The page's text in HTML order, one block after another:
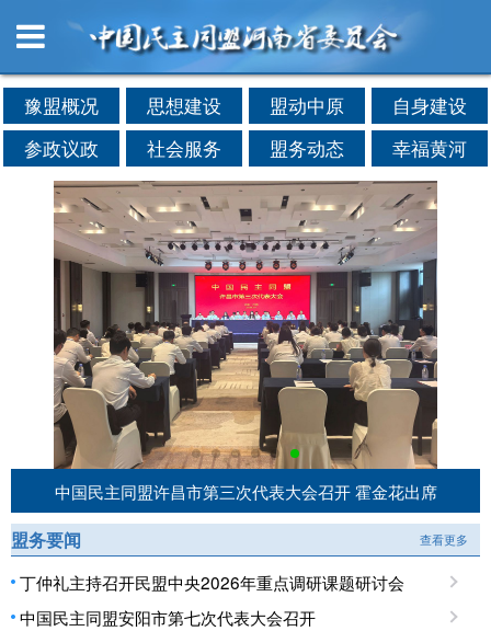
豫盟概况 思想建设 盟动中原
自身建设
参政议政
社会服务 盟务动态 幸福黄河
中国民主同盟许昌市第三次代表大会召开 霍金花出席
盟务要闻 查看更多
丁仲礼主持召开民盟中央2026年重点调研课题研讨会
中国民主同盟安阳市第七次代表大会召开